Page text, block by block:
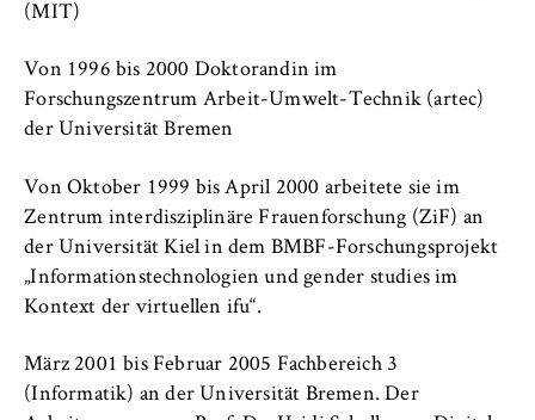
c
s
a
d
L
a
w
(MIT)
Von 1996 bis 2000 Doktorandin im
Forschungszentrum Arbeit-Umwelt-Technik (artec)
der Universität Bremen
Von Oktober 1999 bis April 2000 arbeitete sie im
Zentrum interdisziplinäre Frauenforschung (ZiF) an
der Universität Kiel in dem BMBF-Forschungsprojekt
„Informationstechnologien und gender studies im
Kontext der virtuellen ifu“.
März 2001 bis Februar 2005 Fachbereich 3
(Informatik) an der Universität Bremen. Der
Mitgliederbereich). Er speichert die
Session-ID und sorgt dafür, dass der Nutzer
während des Besuchs eingeloggt bleibt.
Für die Dauer der Browsersitzung
MARKETING
Name: